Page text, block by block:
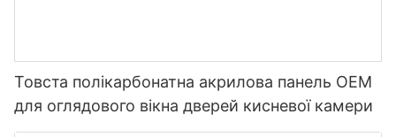
Товста полікарбонатна акрилова панель OEM
для оглядового вікна дверей кисневої камери